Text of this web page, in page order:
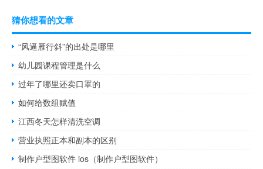
猜你想看的文章
“风逼雁行斜”的出处是哪里
幼儿园课程管理是什么
过年了哪里还卖口罩的
如何给数组赋值
江西冬天怎样清洗空调
营业执照正本和副本的区别
制作户型图软件 ios（制作户型图软件）